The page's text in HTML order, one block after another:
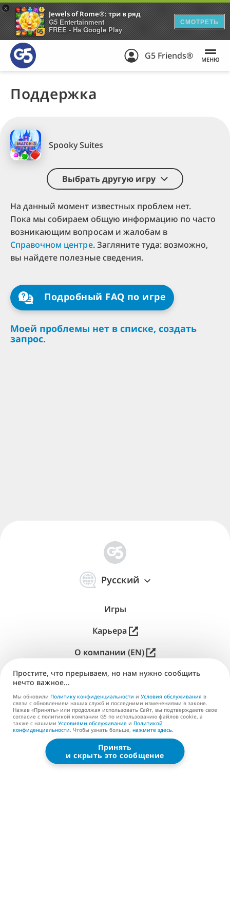
Jewels of Rome®: три в ряд
G5 Entertainment
FREE - На Google Play
СМОТРЕТЬ
+
G5 Friends® МЕНЮ
Поддержка
Spooky Suites
Выбрать другую игру
На данный момент известных проблем нет.
Пока мы собираем общую информацию по часто
возникающим вопросам и жалобам в
Справочном центре. Загляните туда: возможно,
вы найдете полезные сведения.
Подробный FAQ по игре
Моей проблемы нет в списке, создать
запрос.
Русский
体
中
Игры
Карьера
О компании (EN)
Паблишинг (EN)
Поддержка
Контакты (EN)
G5 ENTERTAINMENT ®
© 2026 G5 Entertainment AB
Простите, что прерываем, но нам нужно сообщить
нечто важное...
Мы обновили Политику конфиденциальности и Условия обслуживания в
связи с обновлением наших служб и последними изменениями в законе.
Нажав «Принять» или продолжая использовать Сайт, вы подтверждаете свое
согласие с политикой компании G5 по использованию файлов cookie, а
также с нашими Условиями обслуживания и Политикой
конфиденциальности. Чтобы узнать больше, нажмите здесь.
Принять
и скрыть это сообщение